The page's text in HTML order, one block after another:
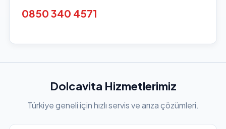
0850 340 4571
Dolcavita Hizmetlerimiz
Türkiye geneli için hızlı servis ve arıza çözümleri.